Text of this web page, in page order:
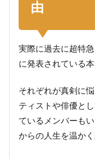
由
実際に過去に超特
に発表されている
それぞれが真剣に
ティストや俳優と
ているメンバーも
からの人生を温か